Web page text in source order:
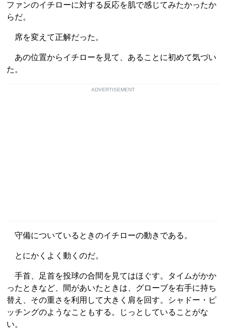
ファンのイチローに対する反応を肌で感じてみたかったか
らだ。
席を変えて正解だった。
あの位置からイチローを見て、あることに初めて気づい
た。
ADVERTISEMENT
守備についているときのイチローの動きである。
とにかくよく動くのだ。
手首、足首を投球の合間を見てはほぐす。タイムがかか
ったときなど、間があいたときは、グローブを右手に持ち
替え、その重さを利用して大きく肩を回す。シャドー・ピ
ッチングのようなこともする。じっとしていることがな
い。